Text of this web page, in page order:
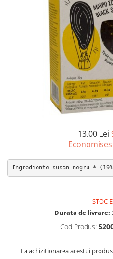
CREME ȘI PASTE TARTINABILE
CONDIMENTE
CEAIURI GRECEȘTI
CIOCOLATĂ ȘI CACAO
HEALTHY SNACKS
SUPERALIMENTE
PRODUSE ECO / ORGANICE
TOATE PRODUSELE
13,00 Lei
STOC
Durata de livrare:
Cod Produs:
La achizitionarea acestui